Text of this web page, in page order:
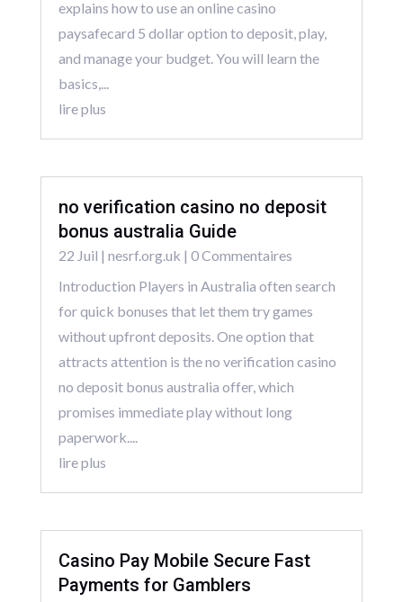
explains how to use an online casino
paysafecard 5 dollar option to deposit, play,
and manage your budget. You will learn the
basics,...
lire plus
no verification casino no deposit
bonus australia Guide
22 Juil | nesrf.org.uk | 0 Commentaires
Introduction Players in Australia often search
for quick bonuses that let them try games
without upfront deposits. One option that
attracts attention is the no verification casino
no deposit bonus australia offer, which
promises immediate play without long
paperwork....
lire plus
Casino Pay Mobile Secure Fast
Payments for Gamblers